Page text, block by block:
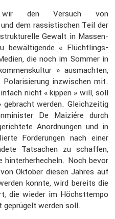
den Versuch von
dem rassis­ti­schen Teil der
Gewalt in Massen­
bewäl­ti­gende « Flücht­lings­
die noch im Sommer in
» ausmachten,
inzwi­schen mit.
nicht « kippen » will, soll
werden. Gleich­zeitig
De Maiziére durch
Anord­nungen und in
Forde­rungen nach einer
Tatsa­chen zu schaffen,
hinter­her­he­cheln. Noch bevor
Oktober diesen Jahres auf
konnte, wird bereits die
die wieder im Höchst­tempo
geprü­gelt werden soll.